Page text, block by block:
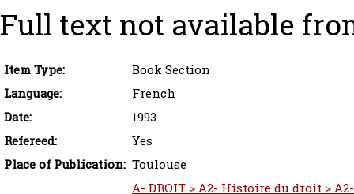
Full text not available
Item Type:
Book Section
Language:
French
Date:
1993
Refereed:
Yes
Place of Publication: Toulouse
A- DROIT > A2- Histoire du droit >